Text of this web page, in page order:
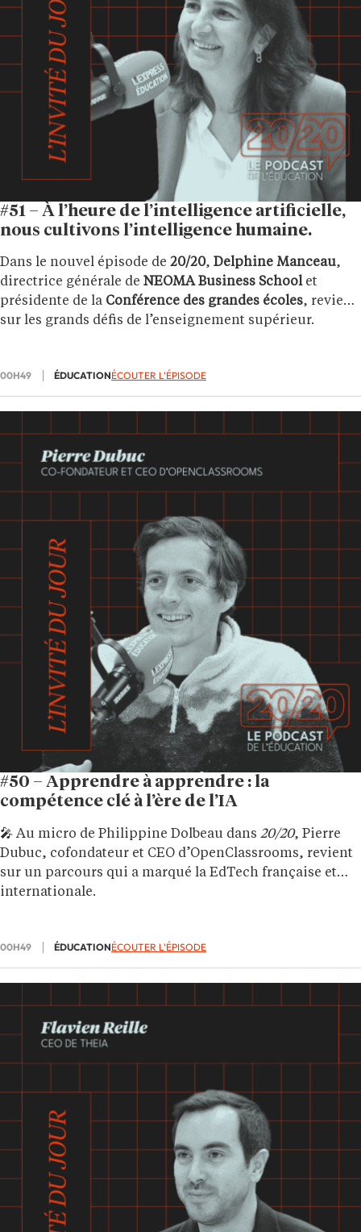
#51 – À l’heure de l’intelligence artificielle,
nous cultivons l’intelligence humaine.
Dans le nouvel épisode de 20/20, Delphine Manceau,
directrice générale de NEOMA Business Schoolet
présidente de la Conférence des grandes écoles, revient
sur les grands défis de l’enseignement supérieur.
00H49 ÉDUCATIONÉCOUTER L'ÉPISODE
#50 – Apprendre à apprendre : la
compétence clé à l’ère de l’IA
🎤 Au micro de Philippine Dolbeau dans 20/20, Pierre
Dubuc, cofondateur et CEO d’OpenClassrooms, revient
sur un parcours qui a marqué la EdTech française et
internationale.
00H49 ÉDUCATIONÉCOUTER L'ÉPISODE